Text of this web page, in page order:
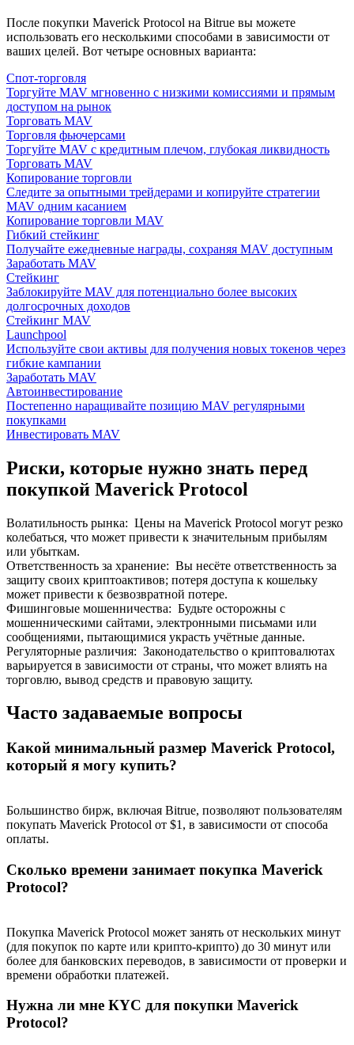
После покупки Maverick Protocol на Bitrue вы можете
использовать его несколькими способами в зависимости от
ваших целей. Вот четыре основных варианта:
Спот-торговля
Торгуйте MAV мгновенно с низкими комиссиями и прямым
доступом на рынок
Торговать MAV
Торговля фьючерсами
Торгуйте MAV с кредитным плечом, глубокая ликвидность
Торговать MAV
Копирование торговли
Следите за опытными трейдерами и копируйте стратегии
MAV одним касанием
Копирование торговли MAV
Гибкий стейкинг
Получайте ежедневные награды, сохраняя MAV доступным
Заработать MAV
Стейкинг
Заблокируйте MAV для потенциально более высоких
долгосрочных доходов
Стейкинг MAV
Launchpool
Используйте свои активы для получения новых токенов через
гибкие кампании
Заработать MAV
Автоинвестирование
Постепенно наращивайте позицию MAV регулярными
покупками
Инвестировать MAV
Риски, которые нужно знать перед
покупкой Maverick Protocol
Волатильность рынка: Цены на Maverick Protocol могут резко
колебаться, что может привести к значительным прибылям
или убыткам.
Ответственность за хранение: Вы несёте ответственность за
защиту своих криптоактивов; потеря доступа к кошельку
может привести к безвозвратной потере.
Фишинговые мошенничества: Будьте осторожны с
мошенническими сайтами, электронными письмами или
сообщениями, пытающимися украсть учётные данные.
Регуляторные различия: Законодательство о криптовалютах
варьируется в зависимости от страны, что может влиять на
торговлю, вывод средств и правовую защиту.
Часто задаваемые вопросы
Какой минимальный размер Maverick Protocol,
который я могу купить?
Большинство бирж, включая Bitrue, позволяют пользователям
покупать Maverick Protocol от $1, в зависимости от способа
оплаты.
Сколько времени занимает покупка Maverick
Protocol?
Покупка Maverick Protocol может занять от нескольких минут
(для покупок по карте или крипто-крипто) до 30 минут или
более для банковских переводов, в зависимости от проверки и
времени обработки платежей.
Нужна ли мне КYC для покупки Maverick
Protocol?